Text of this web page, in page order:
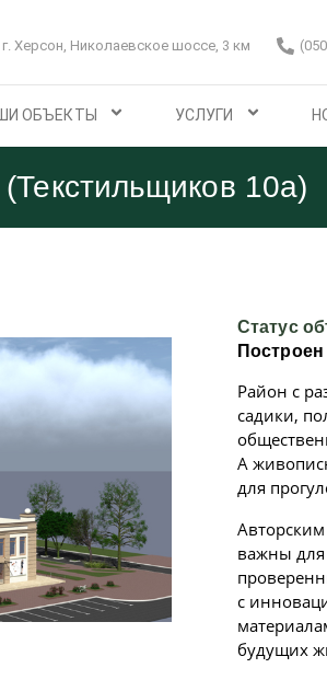
г. Херсон, Николаевское шоссе, 3 км
ОБЪЕКТЫ УСЛУГИ
10а)
Статус
Район с
садики,
А
для
важны
с
будущих